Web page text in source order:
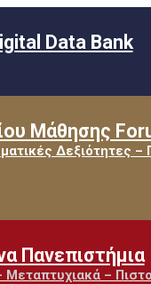
Data Bank
Μάθησης
Δεξιότητες –
Πανεπιστήμια
Μεταπτυχιακά –